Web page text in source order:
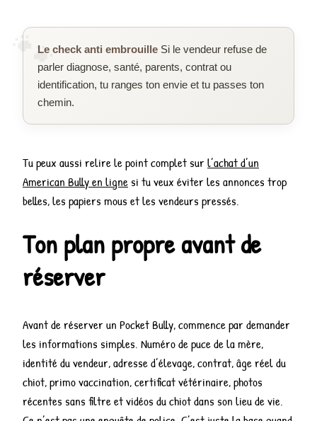
Le check anti embrouille Si le vendeur refuse de
parler diagnose, santé, parents, contrat ou
identification, tu ranges ton envie et tu passes ton
chemin.
Tu peux aussi relire le point complet surl’achat d’un
American Bully en ligne si tu veux éviter les annonces trop
belles, les papiers mous et les vendeurs pressés.
Ton plan propre avant de
réserver
Avant de réserver un Pocket Bully, commence par demander
les informations simples. Numéro de puce de la mère,
identité du vendeur, adresse d’élevage, contrat, âge réel du
chiot, primo vaccination, certificat vétérinaire, photos
récentes sans filtre et vidéos du chiot dans son lieu de vie.